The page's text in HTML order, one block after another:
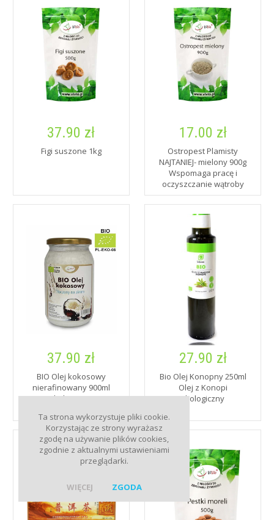
37.90 zł
Figi suszone 1kg
17.00 zł
Ostropest Plamisty
NAJTANIEJ- mielony 900g
Wspomaga pracę i
oczyszczanie wątroby
37.90 zł
BIO Olej kokosowy
nierafinowany 900ml
Ekologiczny
27.90 zł
Bio Olej Konopny 250ml
Olej z Konopi
Ekologiczny
Ta strona wykorzystuje pliki cookie.
Korzystając ze strony wyrażasz
zgodę na używanie plików cookies,
zgodnie z aktualnymi ustawieniami
przeglądarki.
WIĘCEJ ZGODA